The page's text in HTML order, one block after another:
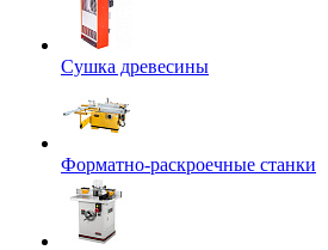
Сушка древесины
Форматно-раскроечные станки